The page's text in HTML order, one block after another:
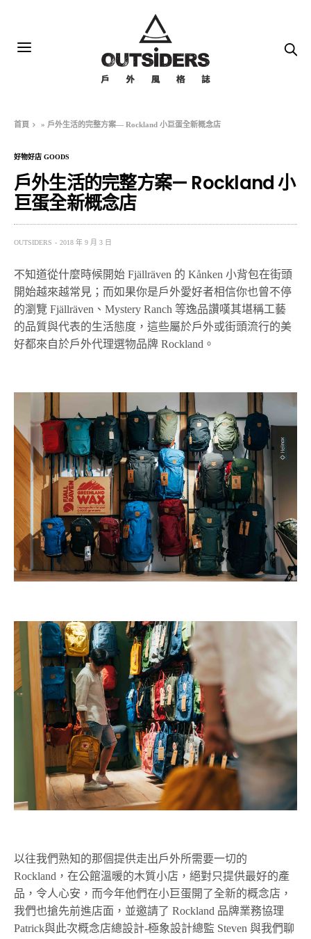
首頁 » 戶外生活的完整方案— Rockland 小巨蛋全新概念店
好物好店 GOODS
戶外生活的完整方案— Rockland 小
巨蛋全新概念店
OUTSIDERS 2018 年 9 月 3 日
不知道從什麼時候開始 Fjällräven 的 Kånken 小背包在街頭
開始越來越常見；而如果你是戶外愛好者相信你也曾不停
的瀏覽 Fjällräven、Mystery Ranch 等逸品讚嘆其堪稱工藝
的品質與代表的生活態度，這些屬於戶外或街頭流行的美
好都來自於戶外代理選物品牌 Rockland。
以往我們熟知的那個提供走出戶外所需要一切的
Rockland，在公館溫暖的木質小店，絕對只提供最好的產
品，令人心安，而今年他們在小巨蛋開了全新的概念店，
我們也搶先前進店面，並邀請了 Rockland 品牌業務協理
Patrick與此次概念店總設計-極象設計總監 Steven 與我們聊